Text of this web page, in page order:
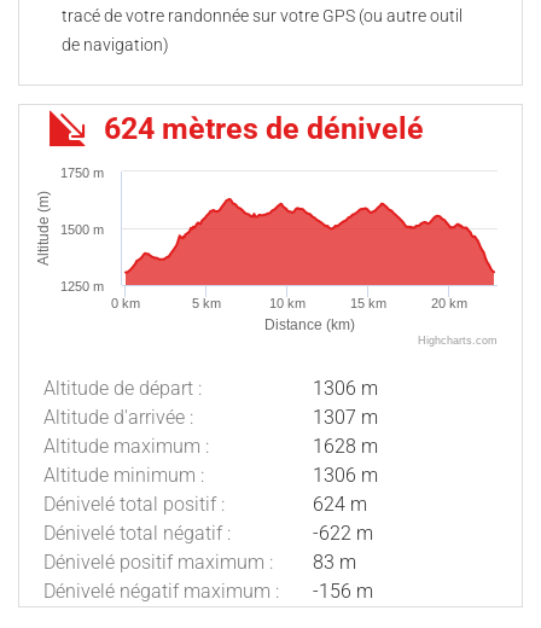
tracé de votre randonnée sur votre GPS (ou autre outil
de navigation)
624 mètres de dénivelé
Distance (km)
Altitude (m)
0 km 5 km 10 km 15 km 20 km
1250 m
1500 m
1750 m
Highcharts.com
Altitude de départ :
1306 m
Altitude d'arrivée :
1307 m
Altitude maximum :
1628 m
Altitude minimum :
1306 m
Dénivelé total positif :
624 m
Dénivelé total négatif :
-622 m
Dénivelé positif maximum :
83 m
Dénivelé négatif maximum :
-156 m